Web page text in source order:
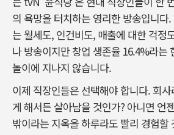
의 욕망을 터치하는 영리한 방송입니다
는 월세도, 인건비도, 매출에 대한 걱정
나 방송이지만 창업 생존율 16.4%라는
놀이에 지나지 않습니다.
이제 직장인들은 선택해야 합니다. 회
게 해서든 살아남을 것인가? 아니면 언
밖이라는 지옥을 하루라도 빨리 경험할